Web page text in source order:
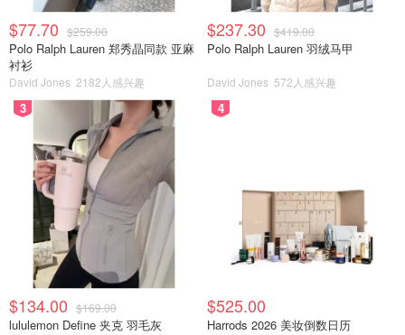
$77.70 $259.00
Polo Ralph Lauren 郑秀晶同款 亚麻
衬衫
David Jones 2182人感兴趣
$237.30 $419.00
Polo Ralph Lauren 羽绒马甲
David Jones 572人感兴趣
3
$134.00 $169.00
lululemon Define 夹克 羽毛灰
4
$525.00
Harrods 2026 美妆倒数日历